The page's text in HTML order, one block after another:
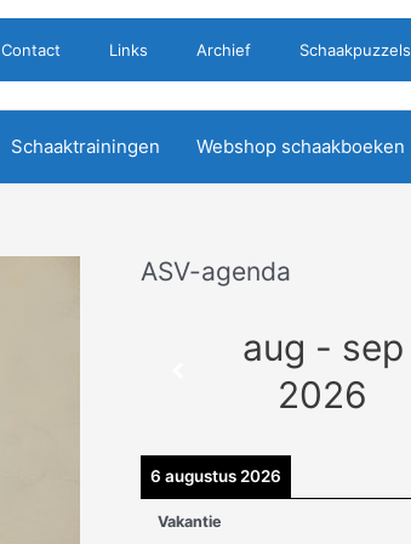
Contact Links Archief Schaakpuzzels
Schaaktrainingen Webshop schaakboeken
ASV-agenda
aug - sep
2026
6 augustus 2026
Vakantie
A
e